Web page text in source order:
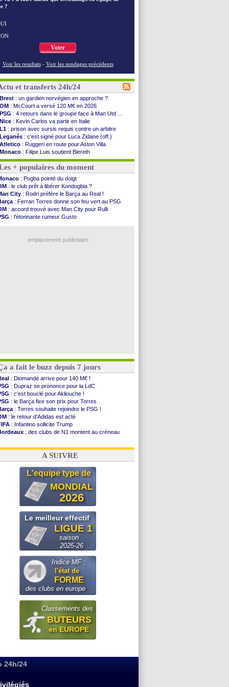
?
Voter
Voir les resultats - Voir les sondages précédents
et transferts 24h/24
Brest : un gardien norvégien en approche ?
OM : McCourt a versé 120 M€ en 2026
PSG : 4 retours dans le groupe face à Man Utd ...
Nice : Kevin Carlos va partir en Italie
L1 : prison avec sursis requis contre un arbitre
Leganés : c'est signé pour Luca Zidane (off.)
Atletico : Ruggeri en route pour Aston Villa
Monaco : Filipe Luis soutient Biereth
Lyon: Mangala prêté à Getafe (officiel)
PSG : Nsoki va signer en Croatie
Arsenal: Naples vise Gabriel Jesus
Real: Mastantuono prêté à la Fiorentina (off.)
Man City: accord avec le Barça pour Rodri ?
Rennes : Haise a prolongé (officiel)
Palace : Tomiyasu a convaincu (officiel)
OM : B. Genesio - "ce n'est pas idéal"
TFC : Sion Oppong signe pour 4 ans (officiel)
: Mbaye, deux pistes se détachent
+ populaires du moment
: Pogba pointé du doigt
: le club prêt à libérer Kondogbia ?
City : Rodri préfère le Barça au Real !
: Ferran Torres donne son feu vert au PSG
: accord trouvé avec Man City pour Rulli
: l'étonnante rumeur Gusto
emplacement publicitaire
a fait le buzz depuis 7 jours
: Diomandé arrive pour 140 M€ !
: Dupraz se prononce pour la LdC
: c'est bouclé pour Akliouche !
: le Barça fixe son prix pour Torres
: Torres souhaite rejoindre le PSG !
: le retour d'Adidas est acté
: Infantino sollicite Trump
: des clubs de N1 montent au créneau
: le démenti de Leipzig pour Diomandé
A SUIVRE
L'equipe type de
MONDIAL
2026
Le meilleur effectif
LIGUE 1
saison
2025-26
Indice MF :
l'état de
FORME
des clubs en europe
Classements des
BUTEURS
en EUROPE
24h/24